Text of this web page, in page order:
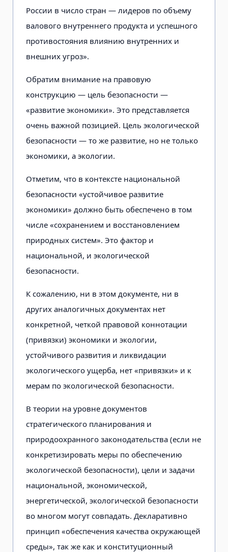
России в число стран — лидеров по объему
валового внутреннего продукта и успешного
противостояния влиянию внутренних и
внешних угроз».
Обратим внимание на правовую
конструкцию — цель безопасности —
«развитие экономики». Это представляется
очень важной позицией. Цель экологической
безопасности — то же развитие, но не только
экономики, а экологии.
Отметим, что в контексте национальной
безопасности «устойчивое развитие
экономики» должно быть обеспечено в том
числе «сохранением и восстановлением
природных систем». Это фактор и
национальной, и экологической
безопасности.
К сожалению, ни в этом документе, ни в
других аналогичных документах нет
конкретной, четкой правовой коннотации
(привязки) экономики и экологии,
устойчивого развития и ликвидации
экологического ущерба, нет «привязки» и к
мерам по экологической безопасности.
В теории на уровне документов
стратегического планирования и
природоохранного законодательства (если не
конкретизировать меры по обеспечению
экологической безопасности), цели и задачи
национальной, экономической,
энергетической, экологической безопасности
во многом могут совпадать. Декларативно
принцип «обеспечения качества окружающей
среды», так же как и конституционный